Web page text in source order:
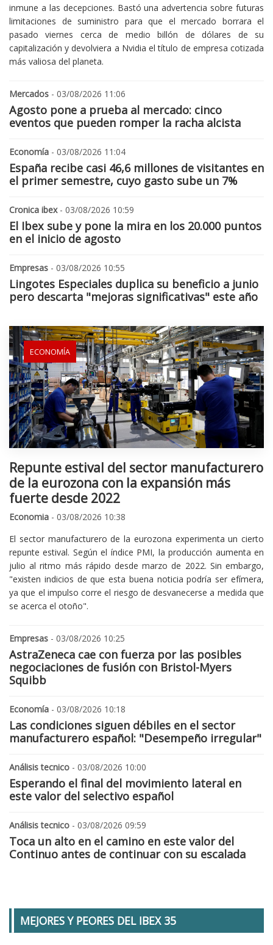
inmune a las decepciones. Bastó una advertencia sobre futuras
limitaciones de suministro para que el mercado borrara el
pasado viernes cerca de medio billón de dólares de su
capitalización y devolviera a Nvidia el título de empresa cotizada
más valiosa del planeta.
Mercados - 03/08/2026 11:06
Agosto pone a prueba al mercado: cinco
eventos que pueden romper la racha alcista
Economía - 03/08/2026 11:04
España recibe casi 46,6 millones de visitantes en
el primer semestre, cuyo gasto sube un 7%
Cronica ibex- 03/08/2026 10:59
El Ibex sube y pone la mira en los 20.000 puntos
en el inicio de agosto
Empresas - 03/08/2026 10:55
Lingotes Especiales duplica su beneficio a junio
pero descarta "mejoras significativas" este año
ECONOMÍA
Repunte estival del sector manufacturero
de la eurozona con la expansión más
fuerte desde 2022
Economia - 03/08/2026 10:38
El sector manufacturero de la eurozona experimenta un cierto
repunte estival. Según el índice PMI, la producción aumenta en
julio al ritmo más rápido desde marzo de 2022. Sin embargo,
"existen indicios de que esta buena noticia podría ser efímera,
ya que el impulso corre el riesgo de desvanecerse a medida que
se acerca el otoño".
Empresas - 03/08/2026 10:25
AstraZeneca cae con fuerza por las posibles
negociaciones de fusión con Bristol-Myers
Squibb
Economía - 03/08/2026 10:18
Las condiciones siguen débiles en el sector
manufacturero español: "Desempeño irregular"
Análisis tecnico - 03/08/2026 10:00
Esperando el final del movimiento lateral en
este valor del selectivo español
Análisis tecnico - 03/08/2026 09:59
Toca un alto en el camino en este valor del
Continuo antes de continuar con su escalada
MEJORES Y PEORES DEL IBEX 35